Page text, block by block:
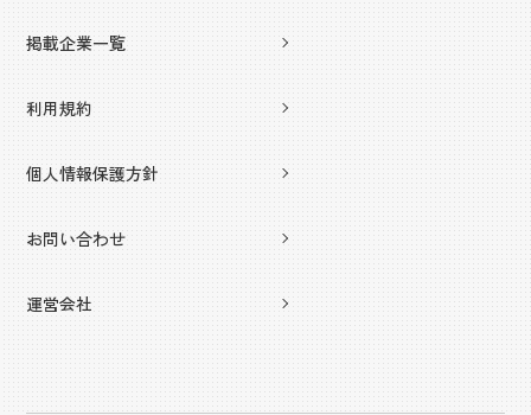
掲載企業一覧
利用規約
個人情報保護方針
お問い合わせ
運営会社